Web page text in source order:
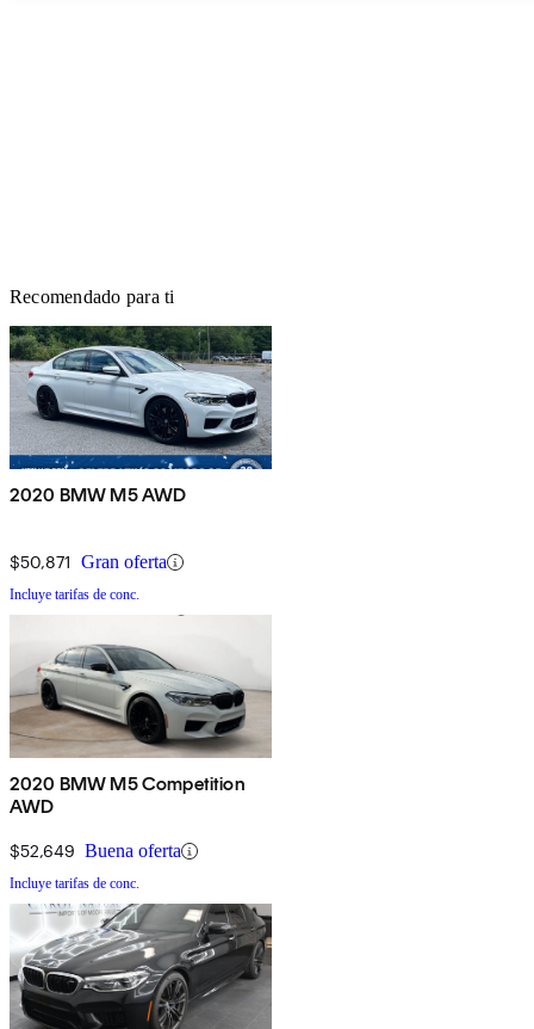
Recomendado para ti
2020 BMW M5 AWD
$50,871 Gran oferta
Incluye tarifas de conc.
2020 BMW M5 Competition
AWD
$52,649 Buena oferta
Incluye tarifas de conc.